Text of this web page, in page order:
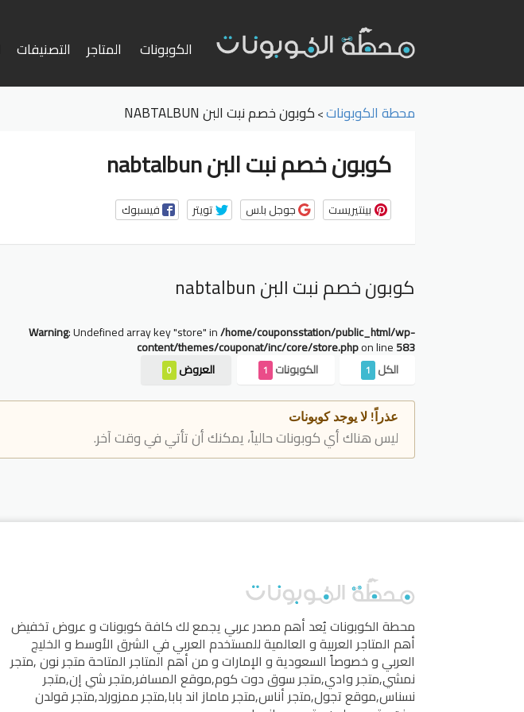
إلى
المحتوى
الكوبونات المتاجر التصنيفات
محطة الكوبونات>كوبون خصم نبت البن NABTALBUN
كوبون خصم نبت البن nabtalbun
فيسبوك تويتر جوجل بلس بينتيريست
كوبون خصم نبت البن nabtalbun
Warning: Undefined array key "store" in/home/couponsstation/public_html/wp-
content/themes/couponat/inc/core/store.phpon line583
الكل 1 الكوبونات 1 العروض 0
عذراً! لا يوجد كوبونات
ليس هناك أي كوبونات حالياً، يمكنك أن تأتي في وقت آخر.
محطة الكوبوناتيُعد أهم مصدر عربي يجمع لك كافة كوبونات و عروض تخفيض
أهم المتاجر العربية و العالمية للمستخدم العربي في الشرق الأوسط و الخليج
العربي و خصوصاً السعودية و الإمارات و من أهم المتاجر المتاحةمتجر نون,متجر
نمشي,متجر وادي,متجر سوق دوت كوم,موقع المسافر,متجر شي إن,متجر
نسناس,موقع تجول,متجر أناس,متجر ماماز اند بابا,متجر ممزورلد,متجر قولدن